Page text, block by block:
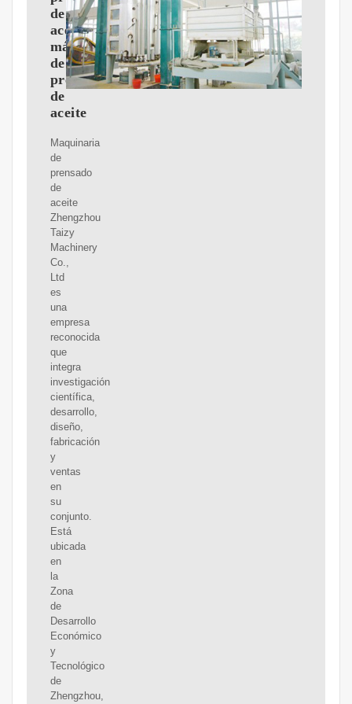
de
aceite:
máquina
de
prensa
de
aceite
Maquinaria
de
prensado
de
aceite
Zhengzhou
Taizy
Machinery
Co.,
Ltd
es
una
empresa
reconocida
que
integra
investigación
científica,
desarrollo,
diseño,
fabricación
y
ventas
en
su
conjunto.
Está
ubicada
en
la
Zona
de
Desarrollo
Económico
y
Tecnológico
de
Zhengzhou,